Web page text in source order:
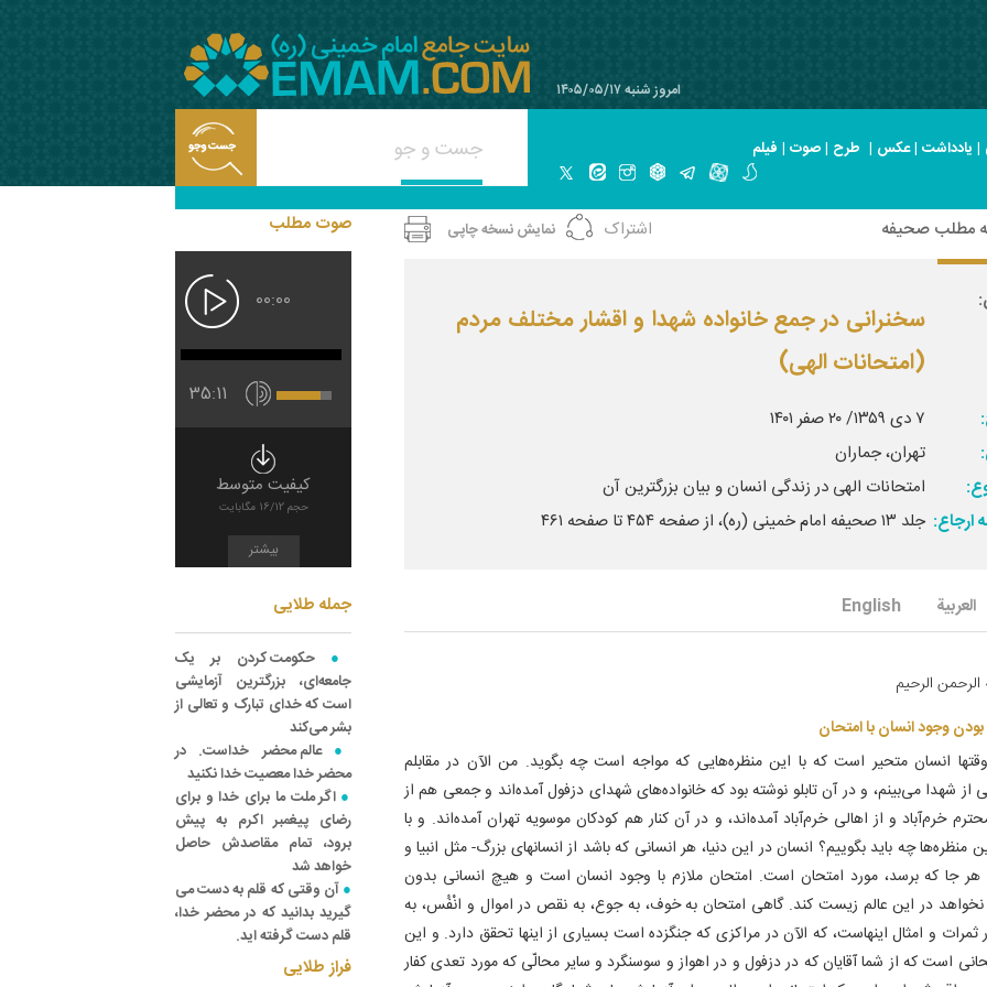
امروز شنبه ۱۴۰۵/۰۵/۱۷
| یادداشت |عکس | طرح |صوت | فیلم
مطلب صحیفه اشتراک نمایش نسخه چاپی
سخنرانی در جمع خانواده شهدا و اقشار مختلف مردم
(امتحانات الهی)
۷ دی ۱۳۵۹/ ۲۰ صفر ۱۴۰۱
تهران، جماران
امتحانات الهی در زندگی انسان و بیان بزرگترین آن
ارجاع: جلد ۱۳ صحیفه امام خمینی (ره)، از صفحه ۴۵۴ تا صفحه ۴۶۱
العربیة English
الرحمن الرحیم‌
بودن وجود انسان با امتحان‌
انسان متحیر است که با این منظره‌هایی که مواجه است چه بگوید. من الآن در مقابلم
از شهدا می‌بینم، و در آن تابلو نوشته بود که خانواده‌های شهدای دزفول آمده‌اند و جمعی هم از
خرم‌آباد و از اهالی خرم‌آباد آمده‌اند، و در آن کنار هم کودکان موسویه تهران آمده‌اند. و با
منظره‌ها چه باید بگوییم؟ انسان در این دنیا، هر انسانی که باشد از انسانهای بزرگ- مثل انبیا و
هر جا که برسد، مورد امتحان است. امتحان ملازم با وجود انسان است و هیچ انسانی بدون
نخواهد در این عالم زیست کند. گاهی امتحان به خوف، به جوع، به نقص در اموال و انْفُس، به
و امثال اینهاست، که الآن در مراکزی که جنگزده است بسیاری از اینها تحقق دارد. و این
است که از شما آقایان که در دزفول و در اهواز و سوسنگرد و سایر محالّی که مورد تعدی کفار
صوت مطلب
00:00
35:11
کیفیت متوسط
حجم 16/12 مگابایت
بیشتر
جمله طلایی
حکومت کردن بر یک
جامعه‌ای، بزرگترین آزمایشی
است که خدای تبارک و تعالی از
بشر می‌کند
عالم محضر خداست. در
محضر خدا معصیت خدا نکنید
اگر ملت ما برای خدا و برای
رضای پیغمبر اکرم به پیش
برود، تمام مقاصدش حاصل
خواهد شد
آن وقتی که قلم به دست می
‏گیرید بدانید که در محضر خدا،
قلم دست گرفته ‏اید.
فراز طلایی